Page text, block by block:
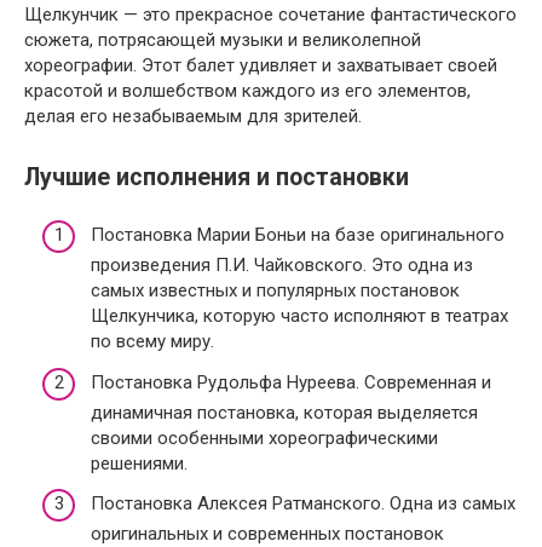
Щелкунчик — это прекрасное сочетание фантастического
сюжета, потрясающей музыки и великолепной
хореографии. Этот балет удивляет и захватывает своей
красотой и волшебством каждого из его элементов,
делая его незабываемым для зрителей.
Лучшие исполнения и постановки
Постановка Марии Боньи на базе оригинального
произведения П.И. Чайковского. Это одна из
самых известных и популярных постановок
Щелкунчика, которую часто исполняют в театрах
по всему миру.
Постановка Рудольфа Нуреева. Современная и
динамичная постановка, которая выделяется
своими особенными хореографическими
решениями.
Постановка Алексея Ратманского. Одна из самых
оригинальных и современных постановок